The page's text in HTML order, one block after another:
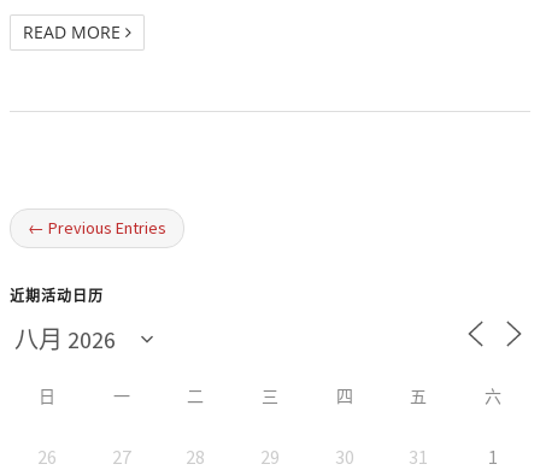
READ MORE
← Previous Entries
近期活动日历
日 一 二 三 四 五 六
26 27 28 29 30 31 1